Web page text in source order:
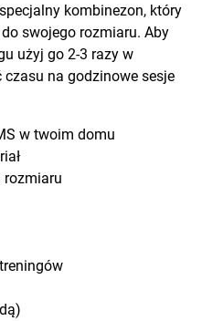
kombinezon, który
swojego rozmiaru. Aby
użyj go 2-3 razy w
na godzinowe sesje
w twoim domu